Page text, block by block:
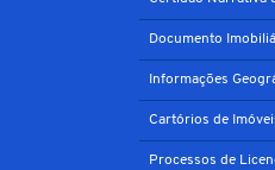
Documento
Informações
Cartórios de
Processos de